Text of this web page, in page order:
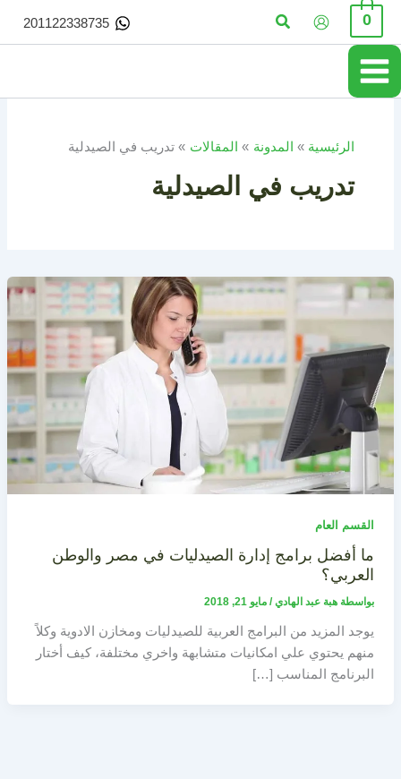
تخطي
المحتوى
0 البحث 201122338735
الرئيسية المدونة المقالات تدريب في الصيدلية
تدريب في الصيدلية
القسم العام
ما أفضل برامج إدارة الصيدليات في مصر والوطن
العربي؟
بواسطة هبة عبد الهادي/ مايو 21, 2018
يوجد المزيد من البرامج العربية للصيدليات ومخازن الادوية وكلاً
منهم يحتوي علي امكانيات متشابهة واخري مختلفة، كيف أختار
البرنامج المناسب […]